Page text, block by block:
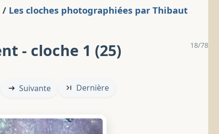
/ Les cloches photographiées par Thibaut
18/78
- cloche 1 (25)
Suivante Dernière